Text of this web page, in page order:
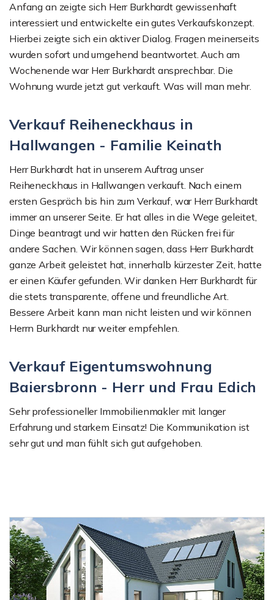
Anfang an zeigte sich Herr Burkhardt gewissenhaft
interessiert und entwickelte ein gutes Verkaufskonzept.
Hierbei zeigte sich ein aktiver Dialog. Fragen meinerseits
wurden sofort und umgehend beantwortet. Auch am
Wochenende war Herr Burkhardt ansprechbar. Die
Wohnung wurde jetzt gut verkauft. Was will man mehr.
Verkauf Reiheneckhaus in
Hallwangen - Familie Keinath
Herr Burkhardt hat in unserem Auftrag unser
Reiheneckhaus in Hallwangen verkauft. Nach einem
ersten Gespräch bis hin zum Verkauf, war Herr Burkhardt
immer an unserer Seite. Er hat alles in die Wege geleitet,
Dinge beantragt und wir hatten den Rücken frei für
andere Sachen. Wir können sagen, dass Herr Burkhardt
ganze Arbeit geleistet hat, innerhalb kürzester Zeit, hatte
er einen Käufer gefunden. Wir danken Herr Burkhardt für
die stets transparente, offene und freundliche Art.
Bessere Arbeit kann man nicht leisten und wir können
Herrn Burkhardt nur weiter empfehlen.
Verkauf Eigentumswohnung
Baiersbronn - Herr und Frau Edich
Sehr professioneller Immobilienmakler mit langer
Erfahrung und starkem Einsatz! Die Kommunikation ist
sehr gut und man fühlt sich gut aufgehoben.